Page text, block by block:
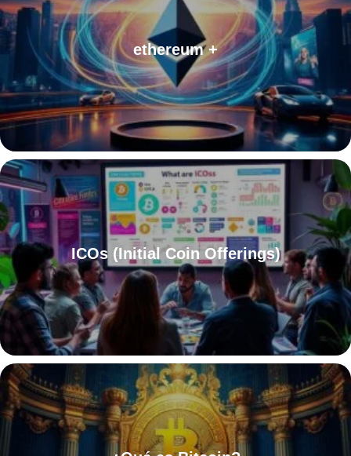
ethereum +
ICOs (Initial Coin Offerings)